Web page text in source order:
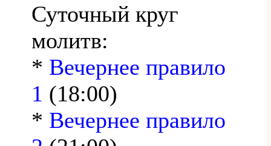
Суточный круг
молитв:
* Вечернее правило
1 (18:00)
* Вечернее правило